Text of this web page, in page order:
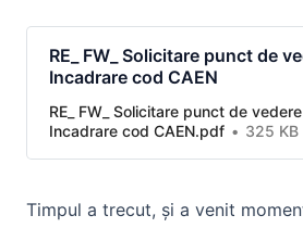
RE_ FW_ Solicitare punct de
Incadrare cod CAEN
RE_ FW_ Solicitare punct de
Incadrare cod CAEN.pdf
325 KB
Timpul a trecut, și a venit